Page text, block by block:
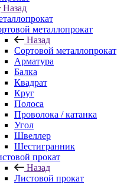
Назад
металлопрокат
Назад
Сортовой металлопрокат
Арматура
Балка
Квадрат
Круг
Полоса
Проволока / катанка
Угол
Швеллер
Шестигранник
прокат
Назад
Листовой прокат